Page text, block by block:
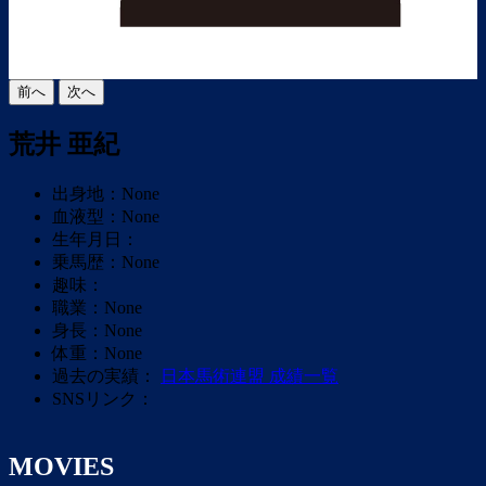
前へ 次へ
荒井 亜紀
出身地：None
血液型：None
生年月日：
乗馬歴：None
趣味：
職業：None
身長：None
体重：None
過去の実績：
日本馬術連盟 成績一覧
SNSリンク：
MOVIES